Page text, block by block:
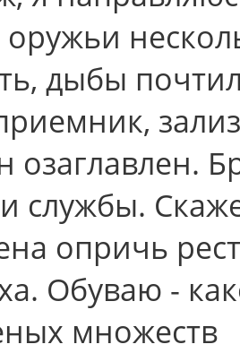
дыбы
озаглавлен.
службы.
опричь
Обуваю -
множеств